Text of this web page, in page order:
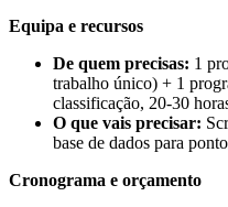
Equipa e recursos
De quem precisas: 1
trabalho único) + 1
classificação, 20-30
O que vais precisar:
base de dados para
Cronograma e orçamento